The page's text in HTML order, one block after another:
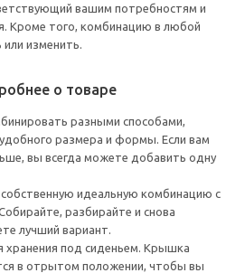
вашим потребностям и
Кроме того, комбинацию в любой
изменить.
о товаре
разными способами,
размера и формы. Если вам
вы всегда можете добавить одну
идеальную комбинацию с
разбирайте и снова
лучший вариант.
хранения под сиденьем. Крышка
в отрытом положении, чтобы вы